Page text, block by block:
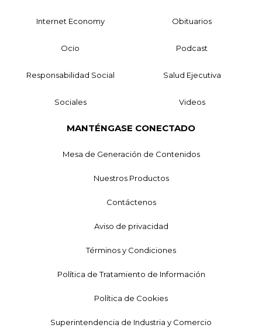
Internet Economy Obituarios
Ocio Podcast
Responsabilidad Social Salud Ejecutiva
Sociales Videos
MANTÉNGASE CONECTADO
Mesa de Generación de Contenidos
Nuestros Productos
Contáctenos
Aviso de privacidad
Términos y Condiciones
Política de Tratamiento de Información
Política de Cookies
Superintendencia de Industria y Comercio